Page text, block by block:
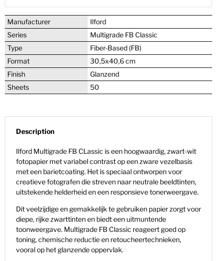
Manufacturer
Ilford
Series
Multigrade FB Classic
Type
Fiber-Based (FB)
Format
30,5x40,6 cm
Finish
Glanzend
Sheets
50
Description
Ilford Multigrade FB CLassic is een hoogwaardig, zwart-wit
fotopapier met variabel contrast op een zware vezelbasis
met een barietcoating. Het is speciaal ontworpen voor
creatieve fotografen die streven naar neutrale beeldtinten,
uitstekende helderheid en een responsieve tonerweergave.
Dit veelzijdige en gemakkelijk te gebruiken papier zorgt voor
diepe, rijke zwarttinten en biedt een uitmuntende
toonweergave. Multigrade FB Classic reageert goed op
toning, chemische reductie en retoucheertechnieken,
vooral op het glanzende oppervlak.